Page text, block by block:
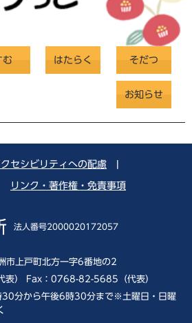
む はたらく そだつ
お知らせ
セシビリティへの配慮
リンク・著作権・免責事項
法人番号2000020172057
上戸町北方一字6番地の2
） Fax：0768-82-5685（代表）
30分から午後6時30分まで※土曜日・日曜